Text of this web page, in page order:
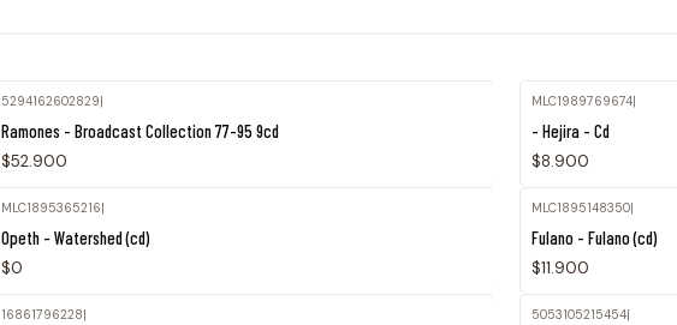
5294162602829|
Ramones - Broadcast Collection 77-95 9cd
$52.900
MLC1989769674|
- Hejira - Cd
$8.900
MLC1895365216|
Opeth - Watershed (cd)
$0
MLC1895148350|
Fulano - Fulano (cd)
$11.900
16861796228 5053105215454